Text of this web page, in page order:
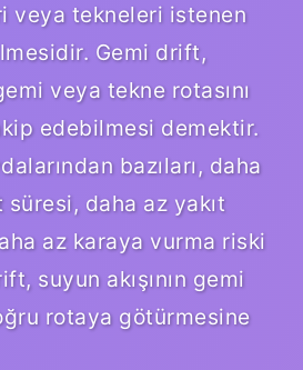
veya tekneleri istenen
Gemi drift,
veya tekne rotasını
edebilmesi demektir.
bazıları, daha
süresi, daha az yakıt
az karaya vurma riski
suyun akışının gemi
rotaya götürmesine